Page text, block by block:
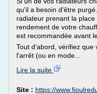
qu'il a besoin d'être
radiateur prenant la
rendement de votre
est recommandée avant
Tout d'abord, vérifiez que
l'arrêt (ou en mode...
Lire la suite
Site : https://